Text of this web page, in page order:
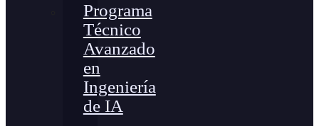
Programa
Técnico
Avanzado
en
Ingeniería
de IA